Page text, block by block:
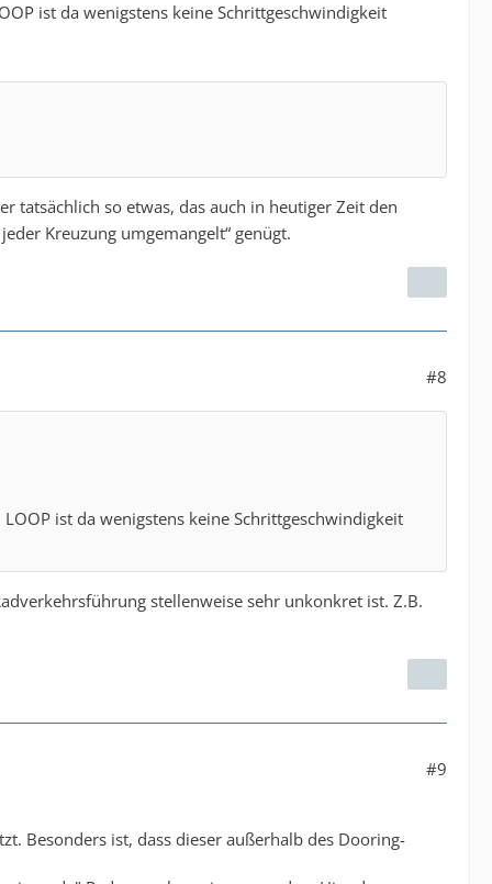
ist da wenigstens keine Schrittgeschwindigkeit
tatsächlich so etwas, das auch in heutiger Zeit den
Kreuzung umgemangelt“ genügt.
#8
ist da wenigstens keine Schrittgeschwindigkeit
stellenweise sehr unkonkret ist. Z.B.
#9
Besonders ist, dass dieser außerhalb des Dooring-